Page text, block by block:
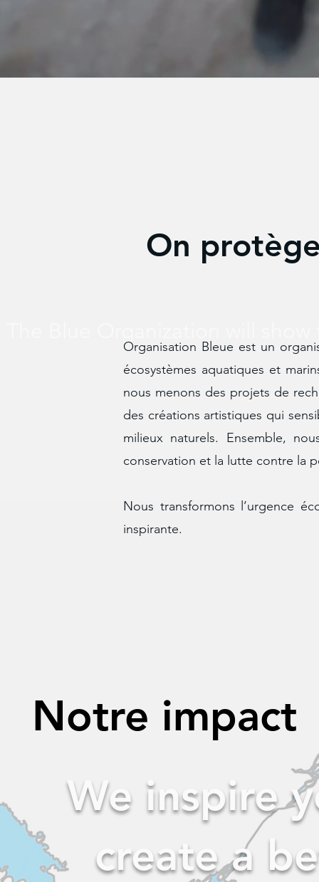
On
Organisation Bleue est un
écosystèmes aquatiques et
nous menons des projets de
des créations artistiques qui
milieux naturels. Ensemble,
conservation et la lutte contre la
Nous transformons l’urgence
inspirante.
Notre impact
We inspire
create a